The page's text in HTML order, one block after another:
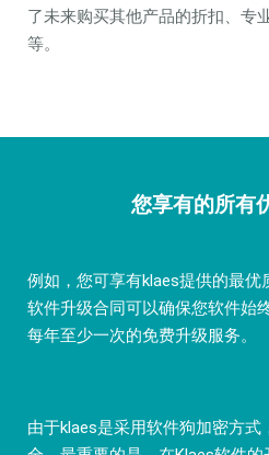
了未来购买其他产品的折扣、专
等。
您享有的所有
例如，您可享有klaes提供的最优
软件升级合同可以确保您软件始
每年至少一次的免费升级服务。
由于klaes是采用软件狗加密方